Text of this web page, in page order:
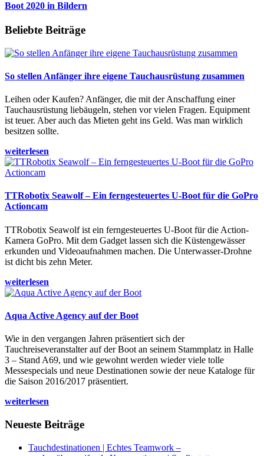
Boot 2020 in Bildern
Beliebte Beiträge
So stellen Anfänger ihre eigene Tauchausrüstung zusammen
Leihen oder Kaufen? Anfänger, die mit der Anschaffung einer
Tauchausrüstung liebäugeln, stehen vor vielen Fragen. Equipment
ist teuer. Aber auch das Mieten geht ins Geld. Was man wirklich
besitzen sollte.
weiterlesen
TTRobotix Seawolf – Ein ferngesteuertes U-Boot für die GoPro
Actioncam
TTRobotix Seawolf ist ein ferngesteuertes U-Boot für die Action-
Kamera GoPro. Mit dem Gadget lassen sich die Küstengewässer
erkunden und Videoaufnahmen machen. Die Unterwasser-Drohne
ist dicht bis zehn Meter.
weiterlesen
Aqua Active Agency auf der Boot
Wie in den vergangen Jahren präsentiert sich der
Tauchreiseveranstalter auf der Boot an seinem Stammplatz in Halle
3 – Stand A69, und wie gewohnt werden wieder viele tolle
Messespecials und neue Destinationen sowie der neue Kataloge für
die Saison 2016/2017 präsentiert.
weiterlesen
Neueste Beiträge
Tauchdestinationen | Echtes Teamwork –